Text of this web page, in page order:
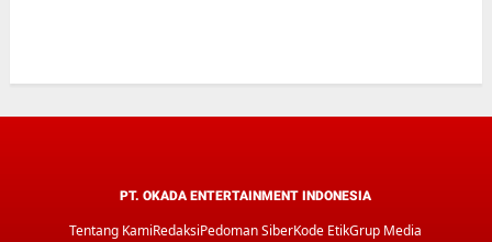
PT. OKADA ENTERTAINMENT INDONESIA
Tentang KamiRedaksiPedoman SiberKode EtikGrup Media